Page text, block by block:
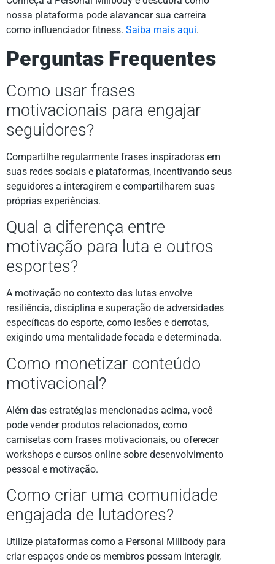
nossa plataforma pode alavancar sua carreira
como influenciador fitness. Saiba mais aqui.
Perguntas Frequentes
Como usar frases
motivacionais para engajar
seguidores?
Compartilhe regularmente frases inspiradoras em
suas redes sociais e plataformas, incentivando seus
seguidores a interagirem e compartilharem suas
próprias experiências.
Qual a diferença entre
motivação para luta e outros
esportes?
A motivação no contexto das lutas envolve
resiliência, disciplina e superação de adversidades
específicas do esporte, como lesões e derrotas,
exigindo uma mentalidade focada e determinada.
Como monetizar conteúdo
motivacional?
Além das estratégias mencionadas acima, você
pode vender produtos relacionados, como
camisetas com frases motivacionais, ou oferecer
workshops e cursos online sobre desenvolvimento
pessoal e motivação.
Como criar uma comunidade
engajada de lutadores?
Utilize plataformas como a Personal Millbody para
criar espaços onde os membros possam interagir,